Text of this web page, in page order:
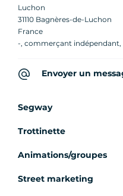
Luchon
31110 Bagnères-de-Luchon
France
-, commerçant indépendant,
Envoyer un
Segway
Trottinette
Animations/groupes
Street marketing